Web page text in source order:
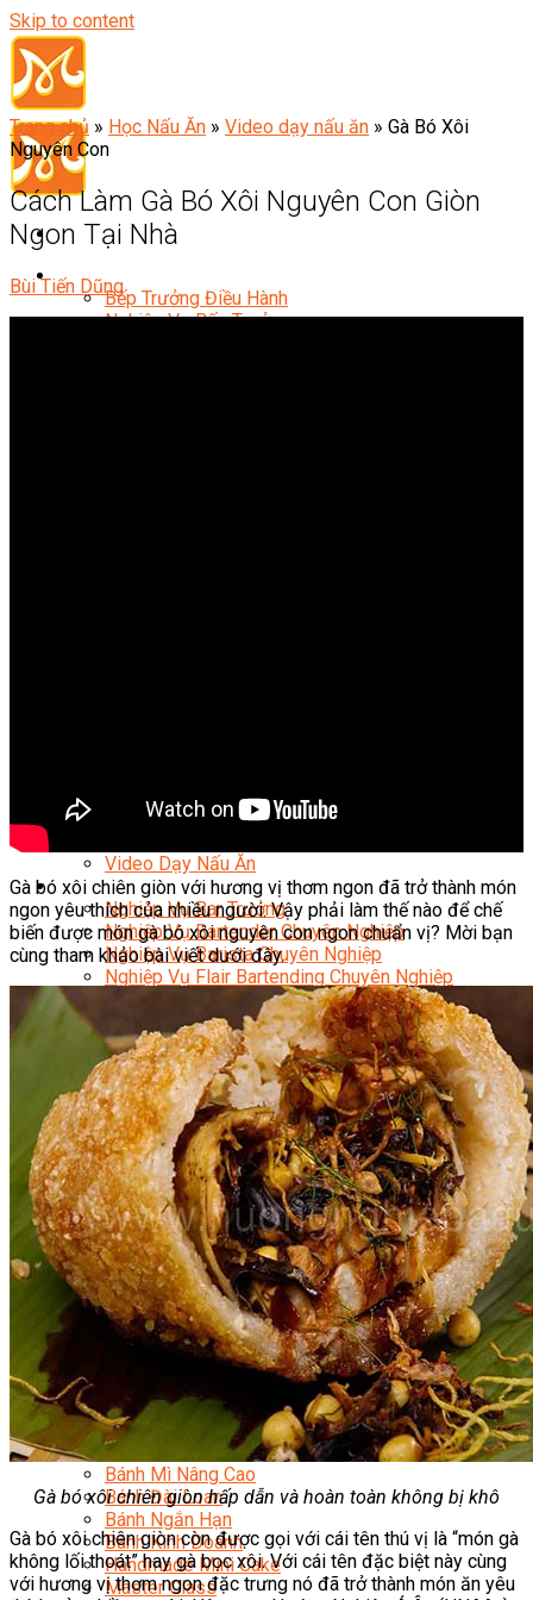
Skip to content
Đầu Bếp
Bếp Trưởng Điều Hành
Nghiệp Vụ Bếp Trưởng
Khởi Sự Kinh Doanh Nhà Hàng
Bí Quyết Kinh Doanh và Vận Hành Mô Hình Ẩm
Video Dạy Nấu Ăn
Pha Chế
Nghiệp Vụ Bar Trưởng
Nghiệp Vụ Bartender Chuyên Nghiệp
Nghiệp Vụ Barista Chuyên Nghiệp
Nghiệp Vụ Flair Bartending Chuyên Nghiệp
Nghiệp Vụ Pha Chế Đặc Biệt
Nghiệp Vụ Pha Chế Tổng Hợp
Nghiệp Vụ Quản Lý Bar
Chuyên Gia Cà Phê
Cà Phê Pha Máy
Khởi Sự Kinh Doanh Cafe – Chuỗi Cafe
Bí Quyết Khởi Nghiệp Mô Hình Đồ Uống
Kinh Doanh Mô Hình Đồ Uống Thịnh Hành
Kinh Doanh Chuỗi Và Nhượng Quyền
Tiếng Anh Chuyên Ngành Pha Chế
Học Làm Kem
Học Pha Chế Trà Sữa
Chuyên Đề Pha Chế
Video Dạy Pha Chế
Làm Bánh
Nghiệp Vụ Bếp Trưởng Bếp Bánh
Nghiệp Vụ Bếp Bánh Quốc Tế
Nghiệp Vụ Quản Lý Bếp Bánh
Nghiệp Vụ Bánh Kem
Bánh Việt
Bánh Nhật
Bánh Mì Nâng Cao
Bánh Đài Loan
Bánh Ngắn Hạn
Bánh Kinh Doanh
Handmade Mini Cake
Master Class
Trang chủ » Học Nấu Ăn » Video dạy nấu ăn » Gà Bó Xôi
Nguyên Con
Cách Làm Gà Bó Xôi Nguyên Con Giòn
Ngon Tại Nhà
Bùi Tiến Dũng
Gà bó xôi chiên giòn với hương vị thơm ngon đã trở thành món
ngon yêu thích của nhiều người. Vậy phải làm thế nào để chế
biến được món gà bó xôi nguyên con ngon chuẩn vị? Mời bạn
cùng tham khảo bài viết dưới đây.
Gà bó xôi chiên giòn hấp dẫn và hoàn toàn không bị khô
Gà bó xôi chiên giòn còn được gọi với cái tên thú vị là “món gà
không lối thoát” hay gà bọc xôi. Với cái tên đặc biệt này cùng
với hương vị thơm ngon đặc trưng nó đã trở thành món ăn yêu